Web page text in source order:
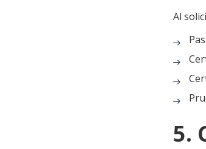
Al
5.